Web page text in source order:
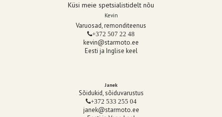
Küsi meie spetsialistidelt nõu
Kevin
Varuosad, remonditeenus
+372 507 22 48
kevin@starmoto.ee
Eesti ja Inglise keel
Janek
Sõidukid, sõiduvarustus
+372 533 255 04
janek@starmoto.ee